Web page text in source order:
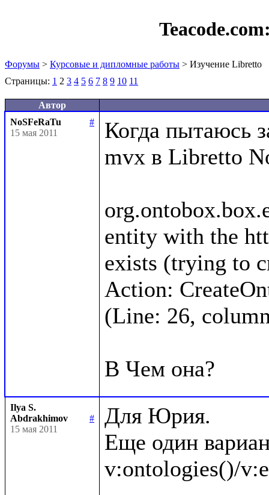
Форумы > Курсовые и дипломные работы > Изучение Libretto
Страницы: 1 2 3 4 5 6 7 8 9 10 11
Автор
NoSFeRaTu
#
15 мая 2011
Когда пытаюсь
mvx в Libretto
entity with the
exists (trying to
Action:
(Line: 26,
Ilya S.
Abdrakhimov
#
15 мая 2011
Для Юрия.
Еще один